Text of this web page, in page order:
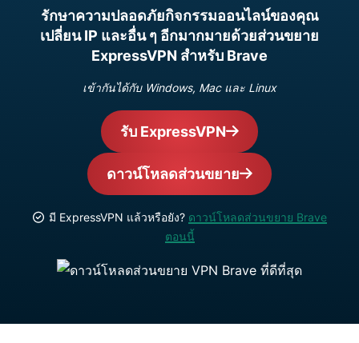
รักษาความปลอดภัยกิจกรรมออนไลน์ของคุณ
เปลี่ยน IP และอื่น ๆ อีกมากมายด้วยส่วนขยาย
ExpressVPN สำหรับ Brave
เข้ากันได้กับ Windows, Mac และ Linux
รับ ExpressVPN
ดาวน์โหลดส่วนขยาย
มี ExpressVPN แล้วหรือยัง? ดาวน์โหลดส่วนขยาย Brave
ตอนนี้